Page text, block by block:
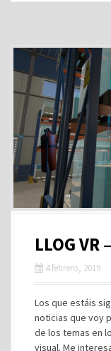
LLOG
4 febrero, 2019
Los que estáis
noticias que voy
de los temas en
visual. Me